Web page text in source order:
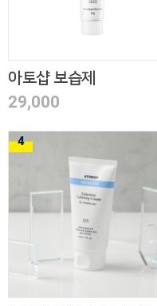
아토샵 보습제
29,000
4